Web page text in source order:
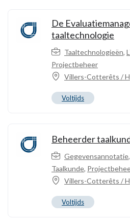
De
taaltechnologie
Taaltechnologieën,
Projectbeheer
Villers-Cotterêts /
Voltijds
Beheerder
Gegevensannotatie,
Taalkunde,
Villers-Cotterêts /
Voltijds